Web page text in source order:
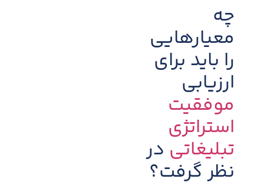
چه
معیارهایی
را باید برای
ارزیابی
موفقیت
استراتژی
تبلیغاتی در
نظر گرفت؟